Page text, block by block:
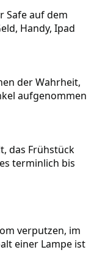
Safe auf dem
Handy, Ipad
der Wahrheit,
aufgenommen
das Frühstück
terminlich bis
verputzen, im
einer Lampe ist